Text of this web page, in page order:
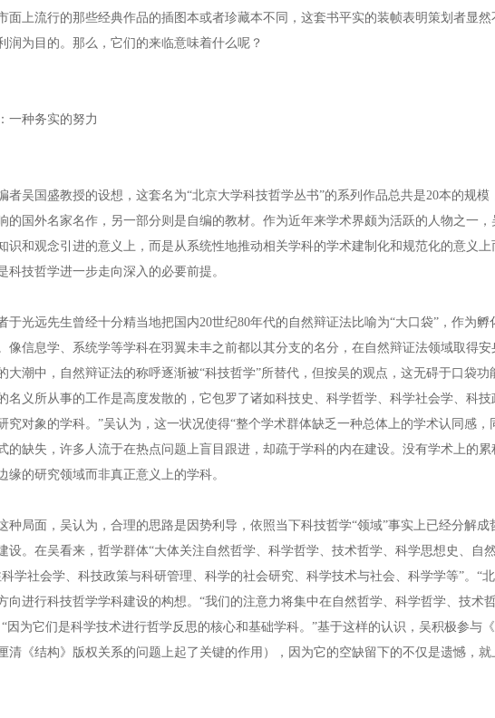
面上流行的那些经典作品的插图本或者珍藏本不同，这套书平实的装帧表明策划者显
润为目的。那么，它们的来临意味着什么呢？
一种务实的努力
吴国盛教授的设想，这套名为“北京大学科技哲学丛书”的系列作品总共是20本的规模
的国外名家名作，另一部分则是自编的教材。作为近年来学术界颇为活跃的人物之一
识和观念引进的意义上，而是从系统性地推动相关学科的学术建制化和规范化的意义
科技哲学进一步走向深入的必要前提。
光远先生曾经十分精当地把国内20世纪80年代的自然辩证法比喻为“大口袋”，作为孵
像信息学、系统学等学科在羽翼未丰之前都以其分支的名分，在自然辩证法领域取得
大潮中，自然辩证法的称呼逐渐被“科技哲学”所替代，但按吴的观点，这无碍于口袋功
名义所从事的工作是高度发散的，它包罗了诸如科技史、科学哲学、科学社会学、科
究对象的学科。”吴认为，这一状况使得“整个学术群体缺乏一种总体上的学术认同感，
的缺失，许多人流于在热点问题上盲目跟进，却疏于学科的内在建设。没有学术上的
缘的研究领域而非真正意义上的学科。
局面，吴认为，合理的思路是因势利导，依照当下科技哲学“领域”事实上已经分解成
设。在吴看来，哲学群体“大体关注自然哲学、科学哲学、技术哲学、科学思想史、自
科学社会学、科技政策与科研管理、科学的社会研究、科学技术与社会、科学学等”。“
向进行科技哲学学科建设的构想。“我们的注意力将集中在自然哲学、科学哲学、技术
因为它们是科学技术进行哲学反思的核心和基础学科。”基于这样的认识，吴积极参与
清《结构》版权关系的问题上起了关键的作用），因为它的空缺留下的不仅是遗憾，